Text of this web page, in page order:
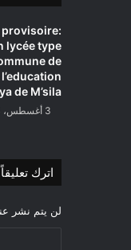
provisoire:
lycée type
de
de M’sila
3 أغسطس، 2023
اترك تعليقاً
لن يتم نشر